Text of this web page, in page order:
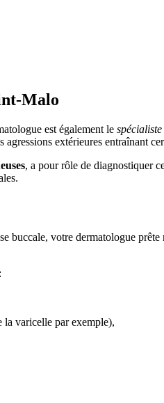
Malo
est également le spécialiste
extérieures entraînant
, a pour rôle de diagnostiquer
buccale, votre dermatologue
la varicelle par exemple),